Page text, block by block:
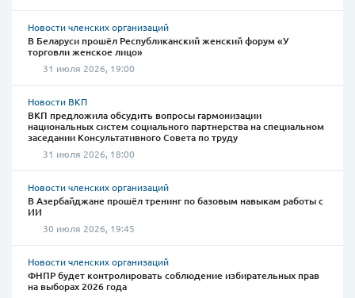
Новости членских организаций
В Беларуси прошёл Республиканский женский форум «У
торговли женское лицо»
31 июля 2026, 19:00
Новости ВКП
ВКП предложила обсудить вопросы гармонизации
национальных систем социального партнерства на специальном
заседании Консультативного Совета по труду
31 июля 2026, 18:00
Новости членских организаций
В Азербайджане прошёл тренинг по базовым навыкам работы с
ИИ
30 июля 2026, 19:45
Новости членских организаций
ФНПР будет контролировать соблюдение избирательных прав
на выборах 2026 года